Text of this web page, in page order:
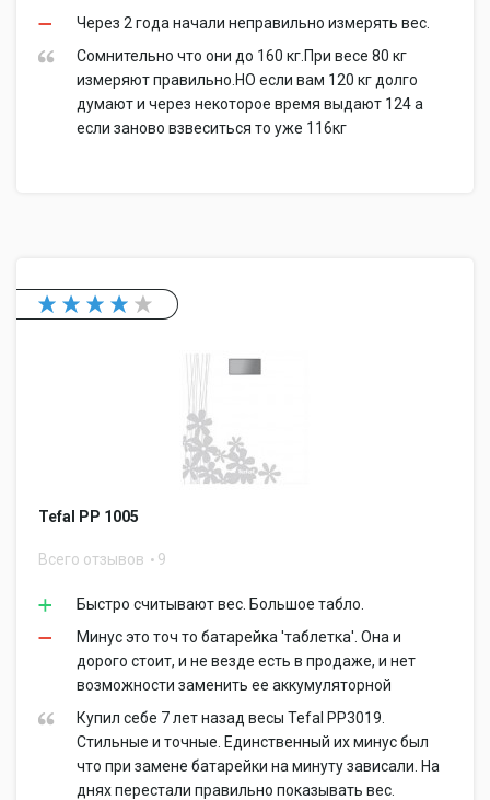
Через 2 года начали неправильно измерять вес.
Сомнительно что они до 160 кг.При весе 80 кг
измеряют правильно.НО если вам 120 кг долго
думают и через некоторое время выдают 124 а
если заново взвеситься то уже 116кг
Tefal PP 1005
Всего отзывов 9
Быстро считывают вес. Большое табло.
Минус это точ то батарейка 'таблетка'. Она и
дорого стоит, и не везде есть в продаже, и нет
возможности заменить ее аккумуляторной
Купил себе 7 лет назад весы Tefal PP3019.
Стильные и точные. Единственный их минус был
что при замене батарейки на минуту зависали. На
днях перестали правильно показывать вес.